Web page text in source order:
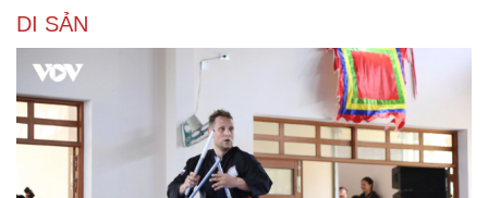
Cải chính
DI SẢN